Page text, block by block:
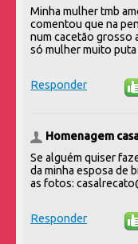
Minha mulher tmb
comentou que na
num cacetão grosso
só mulher muito
Responder
Homenagem
Se alguém quiser
da minha esposa de
as fotos:
Responder